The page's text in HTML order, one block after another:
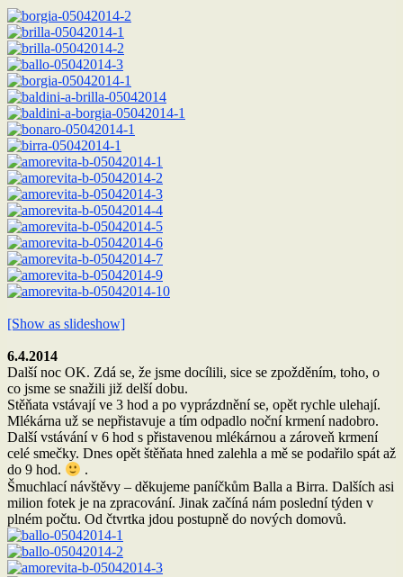
[Show as slideshow]
6.4.2014
Další noc OK. Zdá se, že jsme docílili, sice se zpožděním, toho, o
co jsme se snažili již delší dobu.
Stěňata vstávají ve 3 hod a po vyprázdnění se, opět rychle ulehají.
Mlékárna už se nepřistavuje a tím odpadlo noční krmení nadobro.
Další vstávání v 6 hod s přistavenou mlékárnou a zároveň krmení
celé smečky. Dnes opět štěňata hned zalehla a mě se podařilo spát až
do 9 hod.
.
Šmuchlací návštěvy – děkujeme paníčkům Balla a Birra. Dalších asi
milion fotek je na zpracování. Jinak začíná nám poslední týden v
plném počtu. Od čtvrtka jdou postupně do nových domovů.